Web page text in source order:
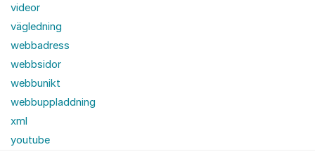
videor
vägledning
webbadress
webbsidor
webbunikt
webbuppladdning
xml
youtube